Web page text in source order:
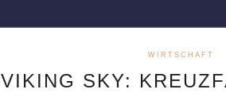
WIRTSCHAFT
VIKING SKY: